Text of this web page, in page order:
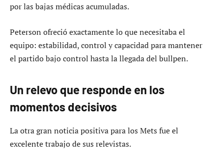
por las bajas médicas acumuladas.
Peterson ofreció exactamente lo que necesitaba el
equipo: estabilidad, control y capacidad para mantener
el partido bajo control hasta la llegada del bullpen.
Un relevo que responde en los
momentos decisivos
La otra gran noticia positiva para los Mets fue el
excelente trabajo de sus relevistas.